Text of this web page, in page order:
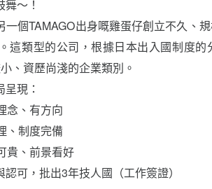
～！
一個TAMAGO出身嘅雞蛋仔創立不久、
這類型的公司，根據日本出入國制度
資歷尚淺的企業類別。
現：
念、有方向
、制度完備
貴、前景看好
可，批出3年技人國（工作簽證）